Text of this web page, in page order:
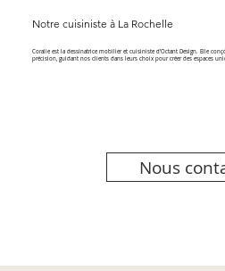
Notre cuisiniste à La Rochelle
Coralie est la dessinatrice mobilier et cuisiniste d’Octant Design. Elle
précision, guidant nos clients dans leurs choix pour créer des espaces
Nous